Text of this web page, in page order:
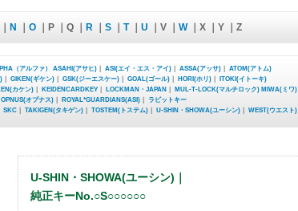
N O ｜P ｜Q ｜ R S T｜ U ｜V ｜ W｜X ｜Y ｜Z
（アルファ） ASAHI(アサヒ)｜ ASI(エイ・エス・アイ)｜ ASSA(アッサ)｜ ATOM(アトム)
｜ GIKEN(ギケン)｜ GSK(ジーエスケー)｜ GOAL(ゴール)｜ HORI(ホリ)｜
ITOKI(イトーキ)
カケン) KEIDENCARDKEY LOCKMAN・JAPAN MUL-T-LOCK(マルチロック) MIWA(ミワ)
OPNUS(オプナス)｜ ROYAL*GUARDIANS(ASI)｜ ラビットキー
SKC｜ TAKIGEN(タキゲン)｜ TOSTEM(トステム)｜ U-SHIN・SHOWA(ユーシン)｜ WEST(ウエスト)
U-SHIN・SHOWA(ユーシン)｜
純正キーNo.○S○○○○○○